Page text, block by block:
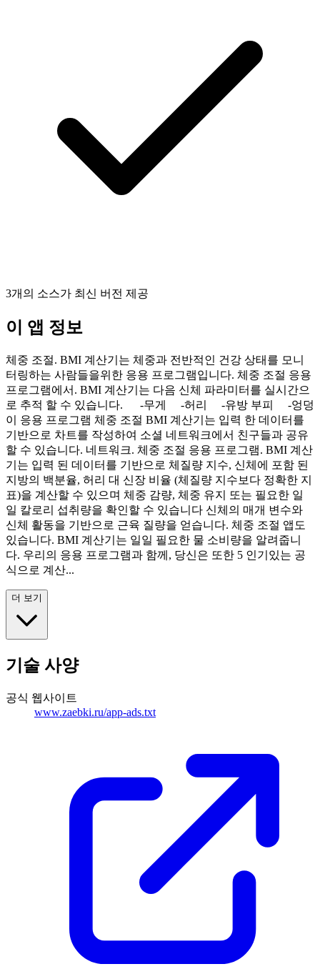
3개의 소스가 최신 버전 제공
이 앱 정보
체중 조절. BMI 계산기는 체중과 전반적인 건강 상태를 모니
터링하는 사람들을위한 응용 프로그램입니다. 체중 조절 응용
프로그램에서. BMI 계산기는 다음 신체 파라미터를 실시간으
로 추적 할 수 있습니다. -무게 -허리 -유방 부피 -엉덩
이 응용 프로그램 체중 조절 BMI 계산기는 입력 한 데이터를
기반으로 차트를 작성하여 소셜 네트워크에서 친구들과 공유
할 수 있습니다. 네트워크. 체중 조절 응용 프로그램. BMI 계산
기는 입력 된 데이터를 기반으로 체질량 지수, 신체에 포함 된
지방의 백분율, 허리 대 신장 비율 (체질량 지수보다 정확한 지
표)을 계산할 수 있으며 체중 감량, 체중 유지 또는 필요한 일
일 칼로리 섭취량을 확인할 수 있습니다 신체의 매개 변수와
신체 활동을 기반으로 근육 질량을 얻습니다. 체중 조절 앱도
있습니다. BMI 계산기는 일일 필요한 물 소비량을 알려줍니
다. 우리의 응용 프로그램과 함께, 당신은 또한 5 인기있는 공
식으로 계산...
더 보기
기술 사양
공식 웹사이트
www.zaebki.ru/app-ads.txt